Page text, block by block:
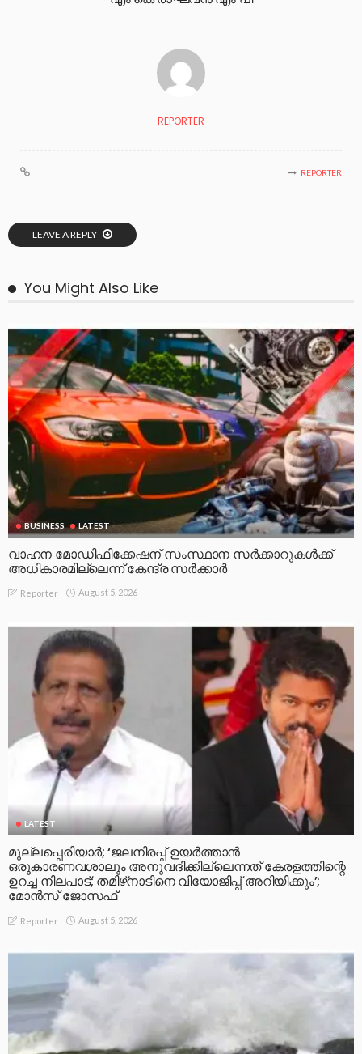
REPORTER
REPORTER
LEAVE A REPLY
You Might Also Like
BUSINESS LATEST
വാഹന മോഡിഫിക്കേഷന് സംസ്ഥാന സർക്കാറുകൾക്ക്
അധികാരമില്ലെന്ന് കേന്ദ്ര സർക്കാർ
Reporter August 5, 2026
LATEST
മുല്ലപ്പെരിയാര്‍; ‘ജലനിരപ്പ് ഉയര്‍ത്താന്‍
ഒരുകാരണവശാലും അനുവദിക്കില്ലെന്നത് കേരളത്തിന്റെ
ഉറച്ച നിലപാട്; തമിഴ്‌നാടിനെ വിയോജിപ്പ് അറിയിക്കും’;
മോന്‍സ് ജോസഫ്
Reporter August 5, 2026